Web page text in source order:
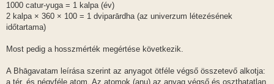
1000 catur-yuga = 1 kalpa (év)
2 kalpa × 360 × 100 = 1 dviparārdha (az univerzum létezésének
időtartama)
Most pedig a hosszmérték megértése következik.
A Bhāgavatam leírása szerint az anyagot ötféle végső összetevő alkotja:
a tér, és négyféle atom. Az atomok (aṇu) az anyag végső és oszthatatlan